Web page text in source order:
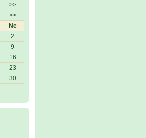
>>
>>
Ne
2
9
16
23
30